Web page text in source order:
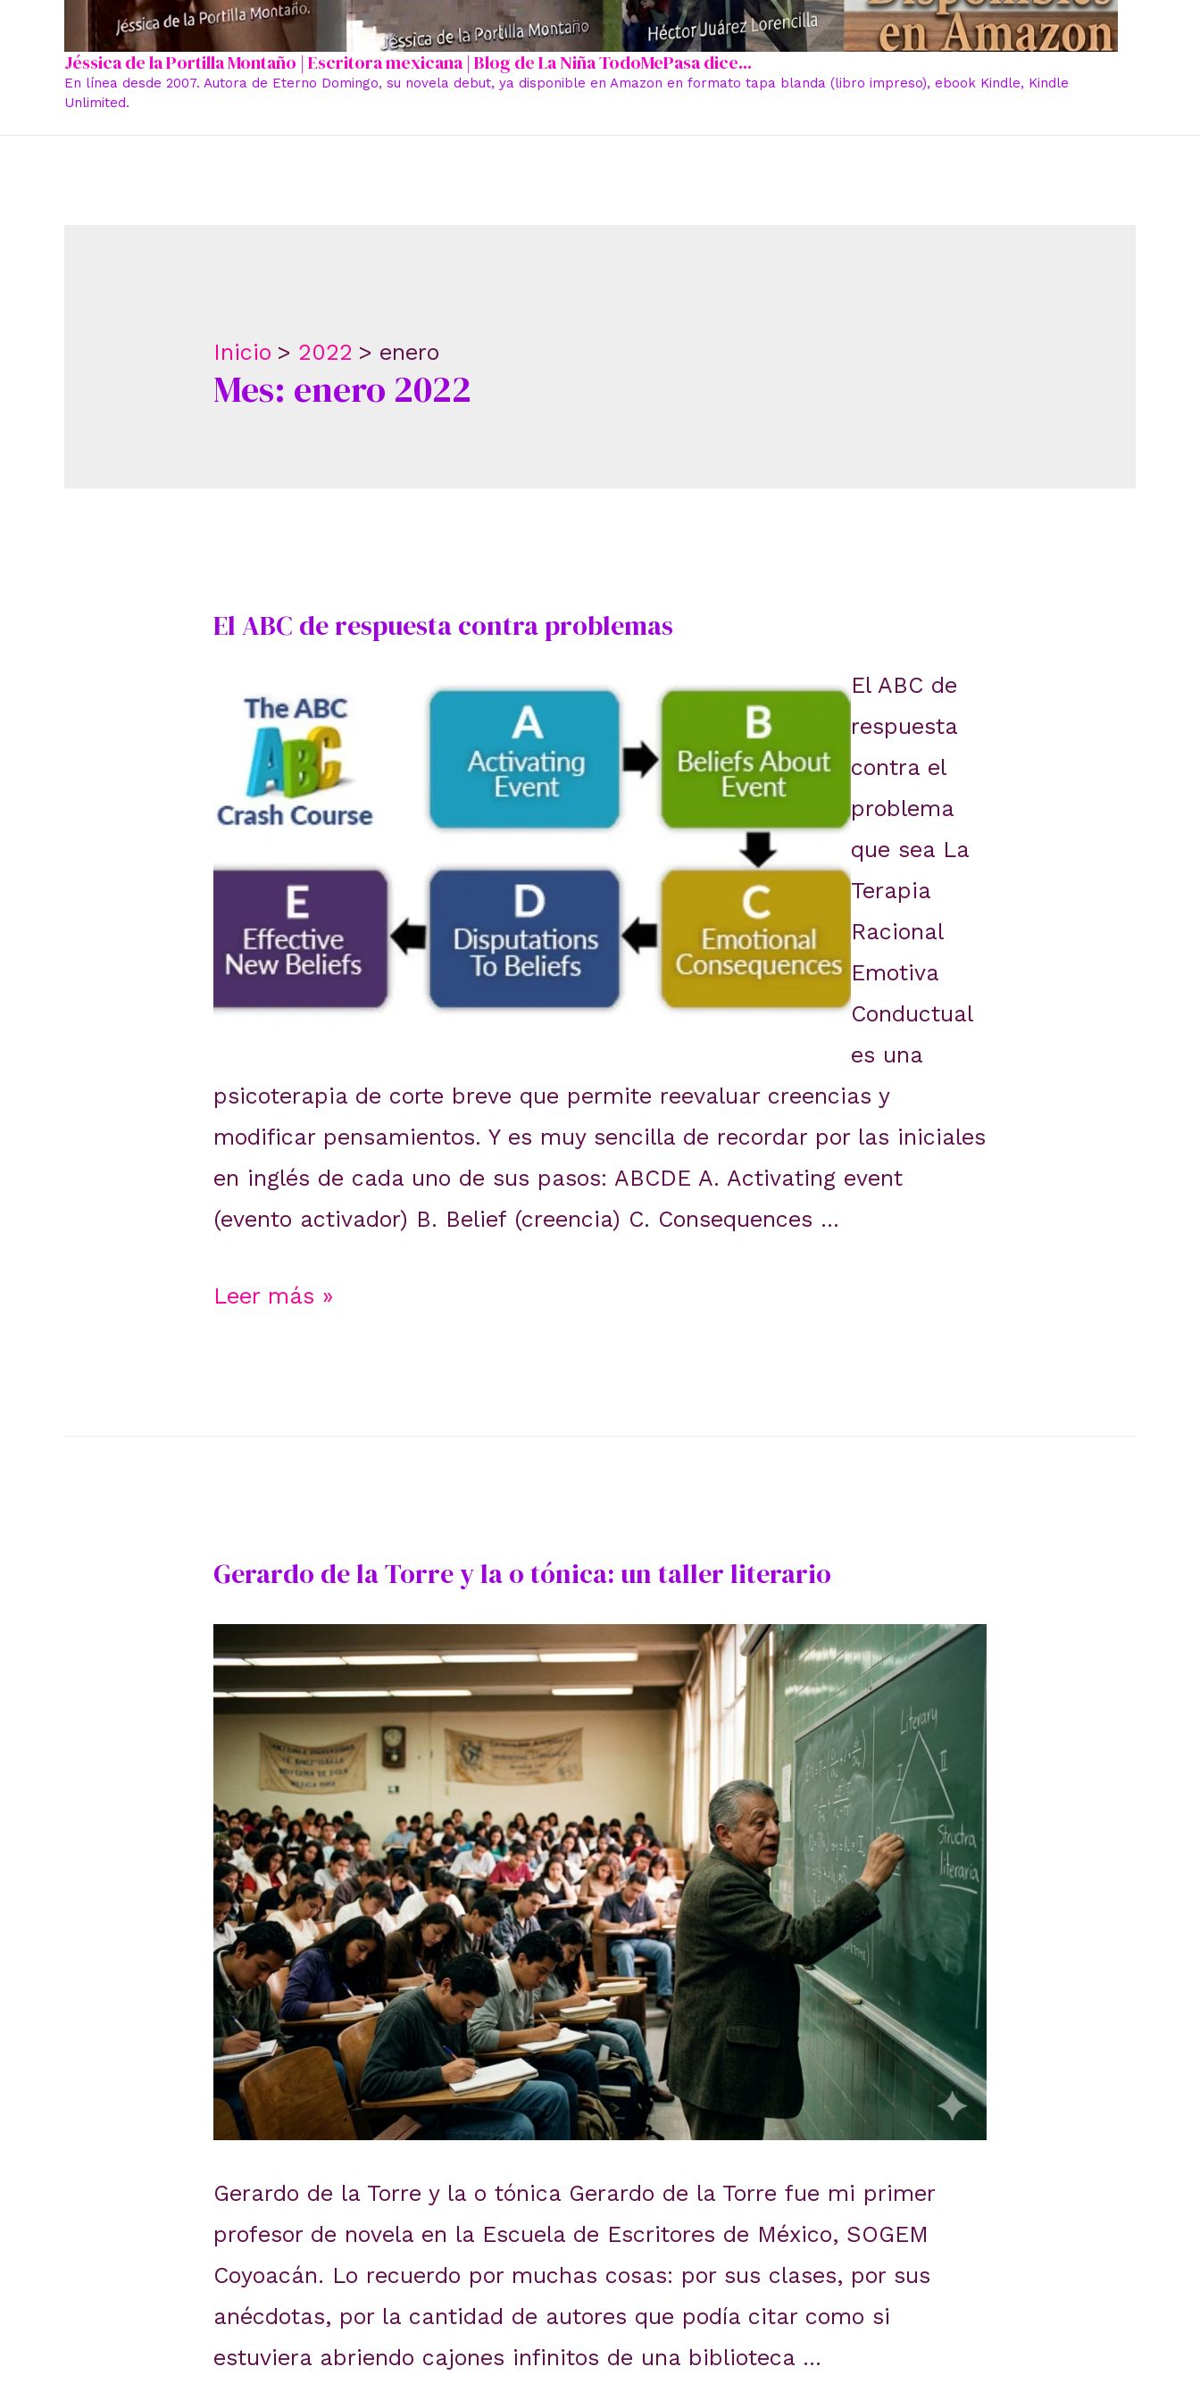
Jéssica de la Portilla Montaño | Escritora mexicana | Blog de La Niña TodoMePasa dice...
En línea desde 2007. Autora de Eterno Domingo, su novela debut, ya disponible en Amazon en formato tapa blanda (libro impreso), ebook Kindle, Kindle
Unlimited.
Inicio 2022 enero
Mes: enero 2022
El ABC de respuesta contra problemas
El ABC de
respuesta
contra el
problema
que sea La
Terapia
Racional
Emotiva
Conductual
es una
psicoterapia de corte breve que permite reevaluar creencias y
modificar pensamientos. Y es muy sencilla de recordar por las iniciales
en inglés de cada uno de sus pasos: ABCDE A. Activating event
(evento activador) B. Belief (creencia) C. Consequences …
El
Leer más »
Gerardo de la Torre y la o tónica: un taller literario
Gerardo de la Torre y la o tónica Gerardo de la Torre fue mi primer
profesor de novela en la Escuela de Escritores de México, SOGEM
Coyoacán. Lo recuerdo por muchas cosas: por sus clases, por sus
anécdotas, por la cantidad de autores que podía citar como si
estuviera abriendo cajones infinitos de una biblioteca …